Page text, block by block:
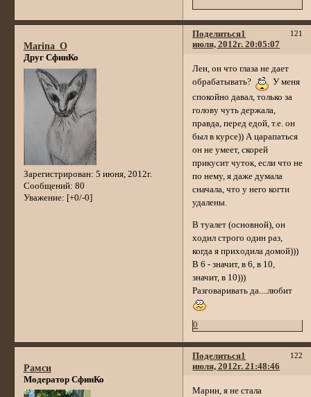
Поделиться 121
1
июля, 2012г. 20:05:07
Marina_O
Друг СфинКо
Зарегистрирован: 5 июня, 2012г.
Сообщений: 80
Уважение: [+0/-0]
Лен, он что глаза не дает
обрабатывать?
У меня
спокойно давал, только за
голову чуть держала,
правда, перед едой, т.е. он
был в курсе)) А царапаться
он не умеет, скорей
прикусит чуток, если что не
по нему, я даже думала
сначала, что у него когти
удалены.
В туалет (основной), он
ходил строго один раз,
когда я приходила домой)))
В 6 - значит, в 6, в 10,
значит, в 10)))
Разговаривать да....любит
0
Поделиться 122
1
июля, 2012г. 21:48:46
Рамси
Модератор СфинКо
Марин, я не стала